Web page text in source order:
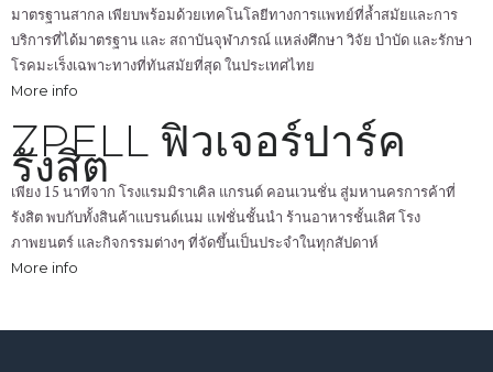
มาตรฐานสากล เพียบพร้อมด้วยเทคโนโลยีทางการแพทย์ที่ล้ำสมัยและการ
บริการที่ได้มาตรฐาน และ สถาบันจุฬาภรณ์ แหล่งศึกษา วิจัย บำบัด และรักษา
โรคมะเร็งเฉพาะทางที่ทันสมัยที่สุด ในประเทศไทย
More info
ZPELL ฟิวเจอร์ปาร์ค
รังสิต
เพียง 15 นาทีจาก โรงแรมมิราเคิล แกรนด์ คอนเวนชั่น สู่มหานครการค้าที่
รังสิต พบกับทั้งสินค้าแบรนด์เนม แฟชั่นชั้นนำ ร้านอาหารชั้นเลิศ โรง
ภาพยนตร์ และกิจกรรมต่างๆ ที่จัดขึ้นเป็นประจำในทุกสัปดาห์
More info